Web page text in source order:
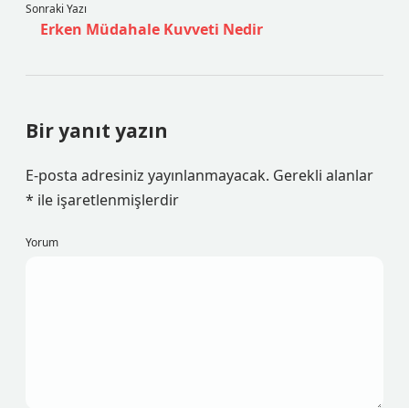
Sonraki Yazı
Erken Müdahale Kuvveti Nedir
Bir yanıt yazın
E-posta adresiniz yayınlanmayacak. Gerekli alanlar
* ile işaretlenmişlerdir
Yorum